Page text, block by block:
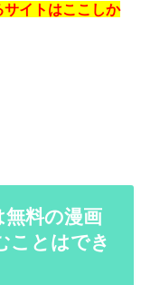
イトはここしか
無料の漫画
ことはでき